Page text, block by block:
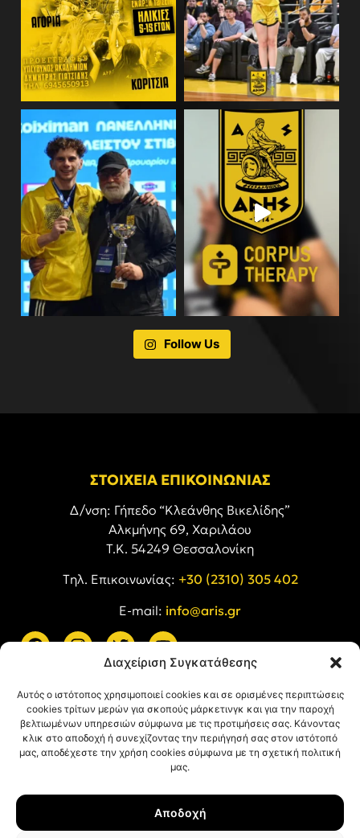
Διαχείριση Συγκατάθεσης
Αυτός ο ιστότοπος χρησιμοποιεί cookies και σε ορισμένες περιπτώσεις
cookies τρίτων μερών για σκοπούς μάρκετινγκ και για την παροχή
βελτιωμένων υπηρεσιών σύμφωνα με τις προτιμήσεις σας. Κάνοντας
κλικ στο αποδοχή ή συνεχίζοντας την περιήγησή σας στον ιστότοπό
μας, αποδέχεστε την χρήση cookies σύμφωνα με τη σχετική πολιτική
μας.
Αποδοχή
Follow Us
ΣΤΟΙΧΕΙΑ ΕΠΙΚΟΙΝΩΝΙΑΣ
Δ/νση: Γήπεδο “Κλεάνθης Βικελίδης”
Αλκμήνης 69, Χαριλάου
Τ.Κ. 54249 Θεσσαλονίκη
Tηλ. Επικοινωνίας: +30 (2310) 305 402
E-mail: info@aris.gr
Όροι Χρήσης